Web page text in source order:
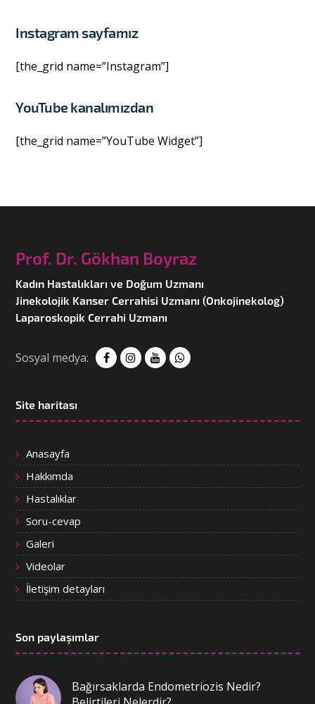
Instagram sayfamız
[the_grid name=”Instagram”]
YouTube kanalımızdan
[the_grid name=”YouTube Widget”]
Prof. Dr. Gökhan Boyraz
Kadın Hastalıkları ve Doğum Uzmanı
Jinekolojik Kanser Cerrahisi Uzmanı (Onkojinekolog)
Laparoskopik Cerrahi Uzmanı
Sosyal medya:
Site haritası
Anasayfa
Hakkımda
Hastalıklar
Soru-cevap
Galeri
Videolar
İletişim detayları
Son paylaşımlar
Bağırsaklarda Endometriozis Nedir?